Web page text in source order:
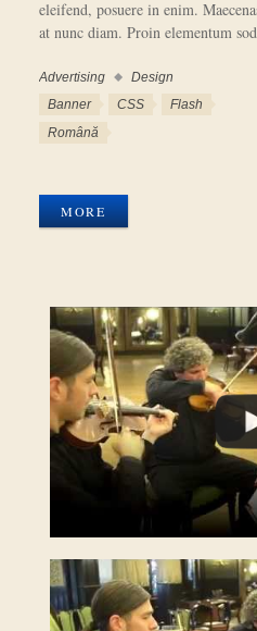
eleifend, posuere in enim.
at nunc diam. Proin elementum
Categories
Advertising Design
Tags
Banner CSS Flash
Languages
Română
MORE